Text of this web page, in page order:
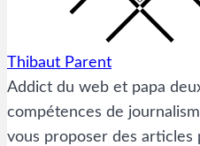
Thibaut Parent
Addict du web et papa
compétences de
vous proposer des